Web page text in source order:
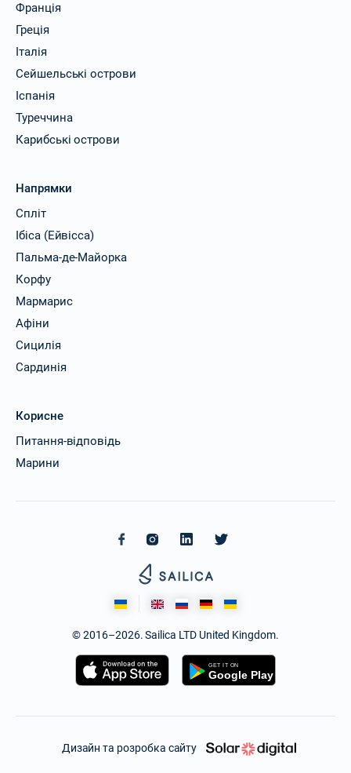
Франція
Греція
Італія
Сейшельські острови
Іспанія
Туреччина
Карибські острови
Напрямки
Спліт
Ібіса (Ейвісса)
Пальма-де-Майорка
Корфу
Мармарис
Афіни
Сицилія
Сардинія
Корисне
Питання-відповідь
Марини
© 2016–2026. Sailica LTD United Kingdom.
Дизайн та розробка сайту